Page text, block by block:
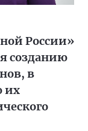
России»
созданию
в
их